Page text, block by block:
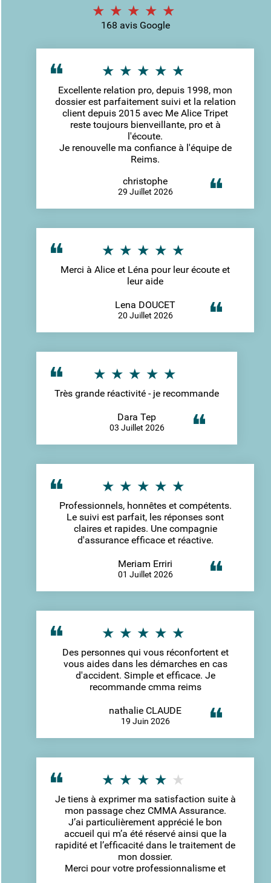
168 avis Google
Excellente relation pro, depuis 1998, mon
dossier est parfaitement suivi et la relation
client depuis 2015 avec Me Alice Tripet
reste toujours bienveillante, pro et à
l'écoute.
Je renouvelle ma confiance à l'équipe de
Reims.
christophe
29 Juillet 2026
Merci à Alice et Léna pour leur écoute et
leur aide
Lena DOUCET
20 Juillet 2026
Très grande réactivité - je recommande
Dara Tep
03 Juillet 2026
Professionnels, honnêtes et compétents.
Le suivi est parfait, les réponses sont
claires et rapides. Une compagnie
d'assurance efficace et réactive.
Meriam Erriri
01 Juillet 2026
Des personnes qui vous réconfortent et
vous aides dans les démarches en cas
d'accident. Simple et efficace. Je
recommande cmma reims
nathalie CLAUDE
19 Juin 2026
Je tiens à exprimer ma satisfaction suite à
mon passage chez CMMA Assurance.
J’ai particulièrement apprécié le bon
accueil qui m’a été réservé ainsi que la
rapidité et l’efficacité dans le traitement de
mon dossier.
Merci pour votre professionnalisme et